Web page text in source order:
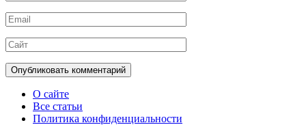
Email
Сайт
О сайте
Все статьи
Политика конфиденциальности